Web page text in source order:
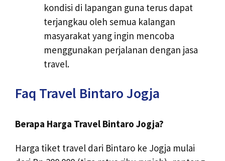
kondisi di lapangan guna terus dapat
terjangkau oleh semua kalangan
masyarakat yang ingin mencoba
menggunakan perjalanan dengan jasa
travel.
Faq Travel Bintaro Jogja
Berapa Harga Travel Bintaro Jogja?
Harga tiket travel dari Bintaro ke Jogja mulai